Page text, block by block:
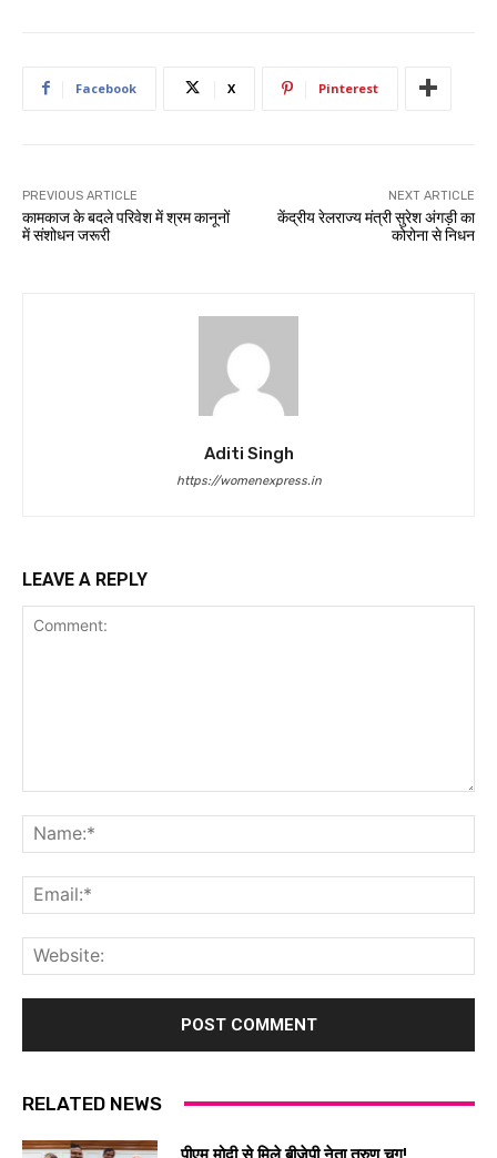
Facebook X Pinterest
PREVIOUS ARTICLE
कामकाज के बदले परिवेश में श्रम कानूनों
में संशोधन जरूरी
NEXT ARTICLE
केंद्रीय रेलराज्य मंत्री सुरेश अंगड़ी का
कोरोना से निधन
Aditi Singh
https://womenexpress.in
LEAVE A REPLY
RELATED NEWS